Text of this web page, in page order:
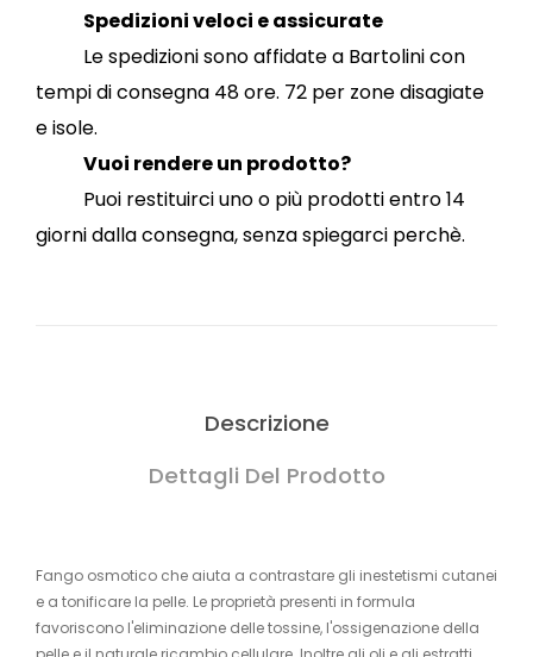
Spedizioni veloci e assicurate
Le spedizioni sono affidate a Bartolini con
tempi di consegna 48 ore. 72 per zone disagiate
e isole.
Vuoi rendere un prodotto?
Puoi restituirci uno o più prodotti entro 14
giorni dalla consegna, senza spiegarci perchè.
Descrizione
Dettagli Del Prodotto
Fango osmotico che aiuta a contrastare gli inestetismi cutanei
e a tonificare la pelle. Le proprietà presenti in formula
favoriscono l'eliminazione delle tossine, l'ossigenazione della